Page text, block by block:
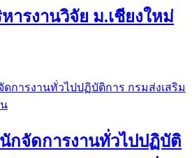
ารงานวิจัย ม.เชียงใหม่
กจัดการงานทั่วไปปฏิบัติ